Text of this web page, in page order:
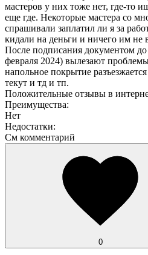
мастеров у них тоже нет, где-то
еще где. Некоторые мастера со
спрашивали заплатил ли я за
кидали на деньги и ничего им не
После подписания документом
февраля 2024) вылезают
напольное покрытие
текут и тд и тп.
Положительные отзывы в
Преимущества:
Нет
Недостатки:
См комментарий
0